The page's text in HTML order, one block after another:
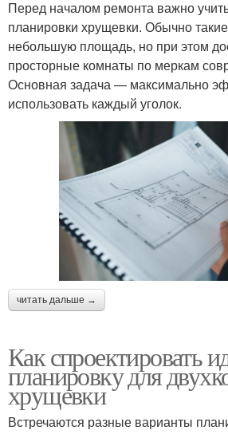
Перед началом ремонта важно
планировки хрущевки. Обычно
небольшую площадь, но при этом
просторные комнаты по меркам
Основная задача — максимально
использовать каждый уголок.
читать дальше →
Как спроектировать
планировку для
хрущевки
Встречаются разные варианты